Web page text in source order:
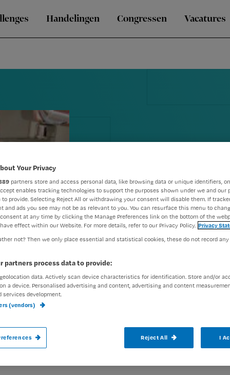
Handelingen Congressen Vacatures
Auteur:
Verpleeghuizen werken nog steeds te
Your Privacy
partners store and access personal data, like browsing data or unique identifiers,
enables tracking technologies to support the purposes shown under we and our
to provide. Selecting Reject All or withdrawing your consent will disable them. If
and ads you see may not be as relevant to you. You can resurface this menu to
at any time by clicking the Manage Preferences link on the bottom of the
effect within our Website. For more details, refer to our Privacy Policy. Privacy
not? Then we only place essential and statistical cookies, these do not record
partners process data to provide:
data. Actively scan device characteristics for identification. Store and/or
a device. Personalised advertising and content, advertising and content
services development.
(vendors)
Reject All I